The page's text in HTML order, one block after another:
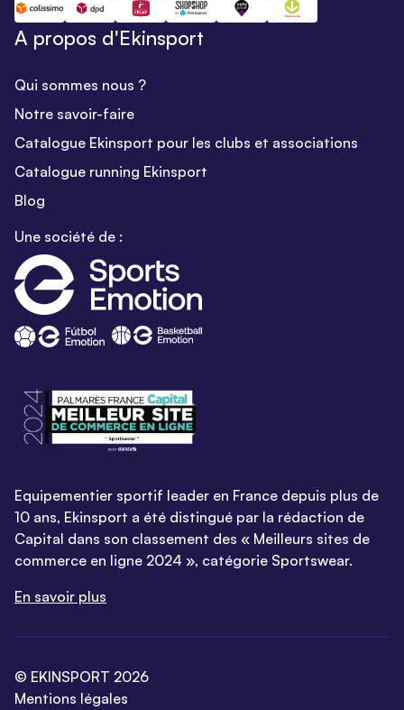
A propos d'Ekinsport
Qui sommes nous ?
Notre savoir-faire
Catalogue Ekinsport pour les clubs et associations
Catalogue running Ekinsport
Blog
Une société de :
Equipementier sportif leader en France depuis plus de
10 ans, Ekinsport a été distingué par la rédaction de
Capital dans son classement des « Meilleurs sites de
commerce en ligne 2024 », catégorie Sportswear.
En savoir plus
© EKINSPORT 2026
Mentions légales